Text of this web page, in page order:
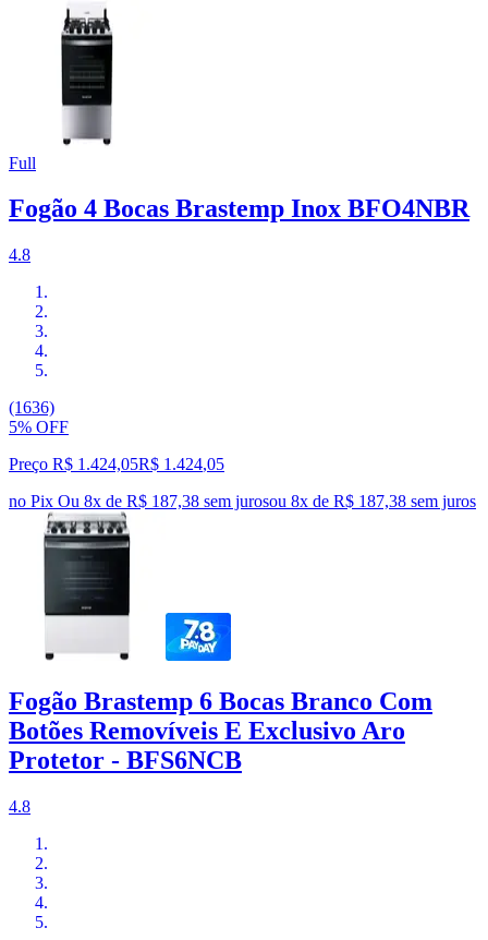
Full
Fogão 4 Bocas Brastemp Inox BFO4NBR
4.8
(1636)
5% OFF
Preço R$ 1.424,05R$ 1.424,05
no Pix Ou 8x de R$ 187,38 sem jurosou 8x de R$ 187,38 sem juros
Fogão Brastemp 6 Bocas Branco Com
Botões Removíveis E Exclusivo Aro
Protetor - BFS6NCB
4.8